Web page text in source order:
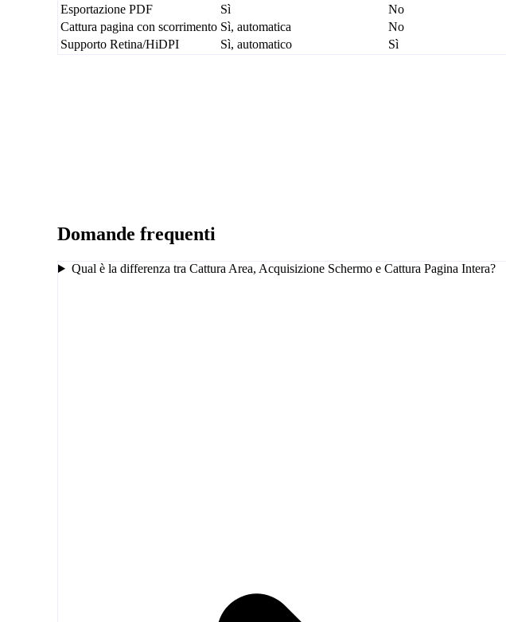
Esportazione PDF
Sì No
Cattura pagina con scorrimento Sì, automatica No
Supporto Retina/HiDPI
Sì, automatico Sì
Domande frequenti
Qual è la differenza tra Cattura Area, Acquisizione Schermo e Cattura Pagina Intera?